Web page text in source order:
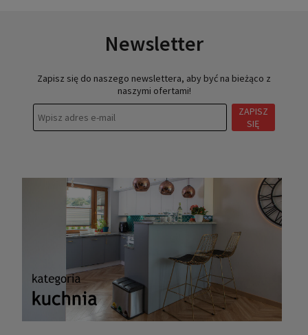
Newsletter
Zapisz się do naszego newslettera, aby być na bieżąco z
naszymi ofertami!
ZAPISZ
SIĘ